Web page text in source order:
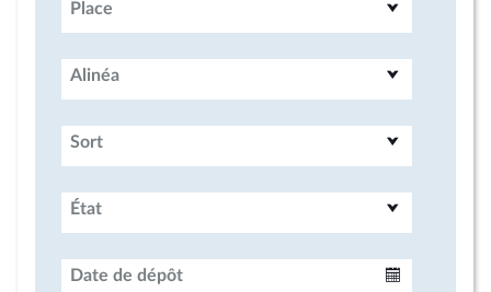
Place
Alinéa
Sort
État
Date de dépôt